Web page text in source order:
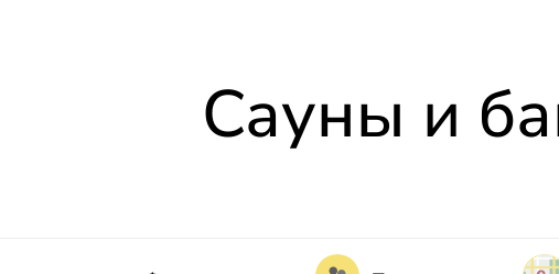
Сауны и